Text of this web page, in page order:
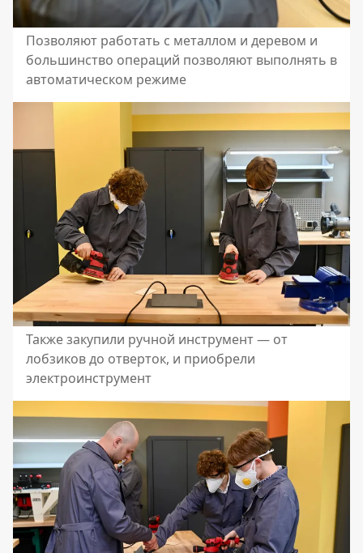
Позволяют работать с металлом и деревом и
большинство операций позволяют выполнять в
автоматическом режиме
Также закупили ручной инструмент — от
лобзиков до отверток, и приобрели
электроинструмент